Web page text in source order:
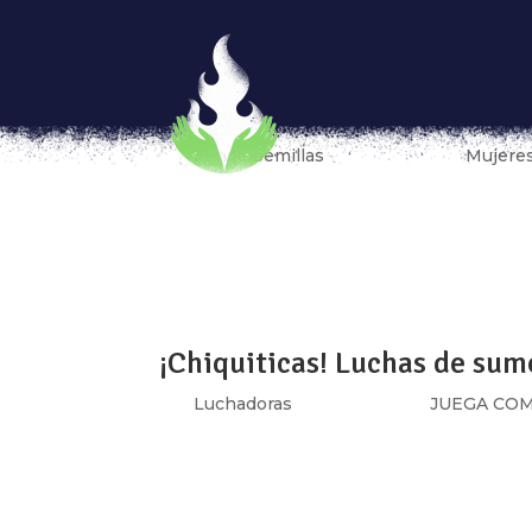
#MaquilandoElCambio,
trabajadoras de la
porFondo Semillas| May 22, 2019|
¡Chiquiticas! Luchas de
Luchadoras |JUEGA